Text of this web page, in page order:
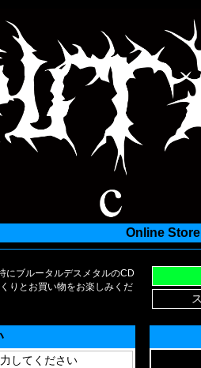
Online Store
にブルータルデスメタルのCD
りとお買い物をお楽しみくだ